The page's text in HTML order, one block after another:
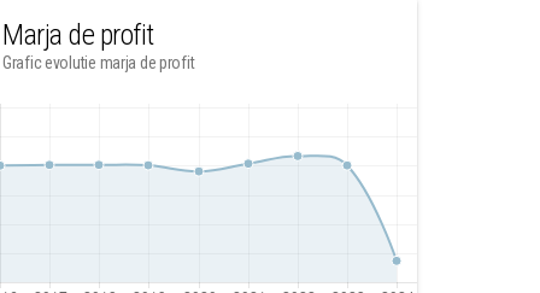
Marja de profit
Grafic evolutie marja de profit